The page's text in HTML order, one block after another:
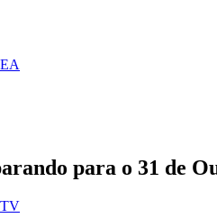
para o 31 de